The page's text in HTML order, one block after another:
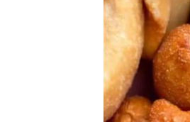
Rak u narednim
jer više nema
Moć: Tiha
Moć Raka neće